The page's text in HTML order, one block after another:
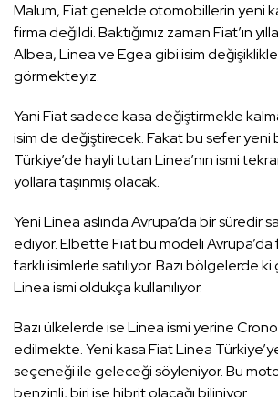
Malum, Fiat genelde otomobillerin yeni
firma değildi. Baktığımız zaman Fiat’ın
Albea, Linea ve Egea gibi isim
görmekteyiz.
Yani Fiat sadece kasa değiştirmekle
isim de değiştirecek. Fakat bu sefer yeni
Türkiye’de hayli tutan Linea’nın ismi
yollara taşınmış olacak.
Yeni Linea aslında Avrupa’da bir süredir
ediyor. Elbette Fiat bu modeli Avrupa’da
farklı isimlerle satılıyor. Bazı bölgelerde
Linea ismi oldukça kullanılıyor.
Bazı ülkelerde ise Linea ismi yerine
edilmekte. Yeni kasa Fiat Linea
seçeneği ile geleceği söyleniyor. Bu
benzinli, biri ise hibrit olacağı biliniyor.